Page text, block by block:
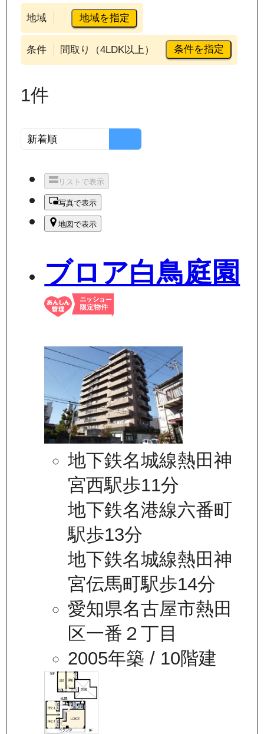
地域 地域を指定
条件 間取り（4LDK以上） 条件を指定
1件
リストで表示
写真で表示
地図で表示
ブロア白鳥庭園
地下鉄名城線熱田神
宮西駅歩11分
地下鉄名港線六番町
駅歩13分
地下鉄名城線熱田神
宮伝馬町駅歩14分
愛知県名古屋市熱田
区一番２丁目
2005年築 / 10階建